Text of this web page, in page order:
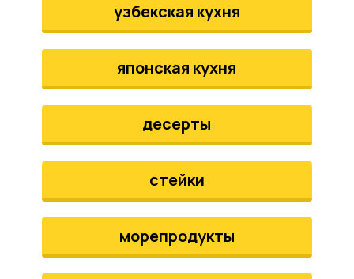
узбекская кухня
японская кухня
десерты
стейки
морепродукты